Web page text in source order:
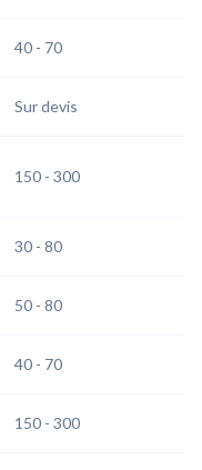
40 - 70
Sur devis
150 - 300
30 - 80
50 - 80
40 - 70
150 - 300